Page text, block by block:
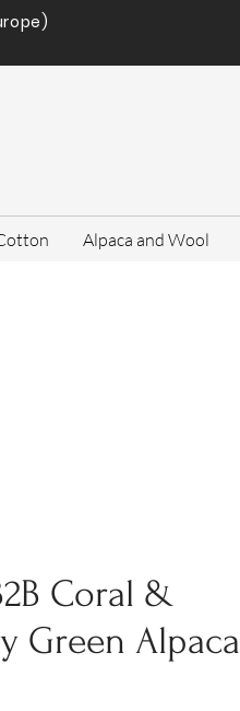
Alpaca and Wool
Coral &
Green Alpaca